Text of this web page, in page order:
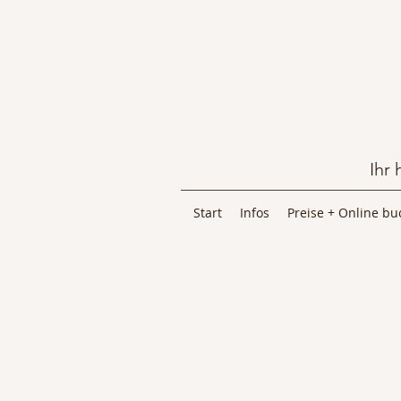
Ihr
Start Infos Preise + Online